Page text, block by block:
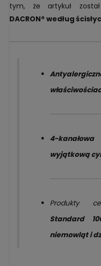
tym, że artykuł
DACRON® według
4-
wyjątkową
Produkty
Standard
niemowląt i